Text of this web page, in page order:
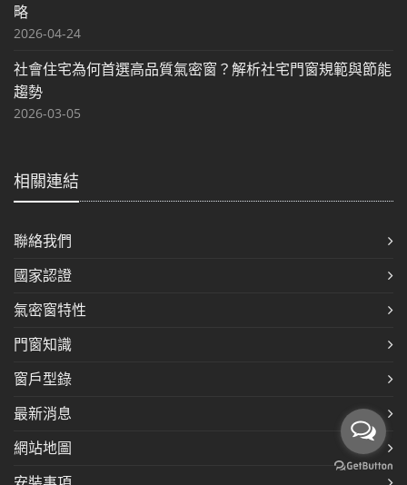
略
2026-04-24
社會住宅為何首選高品質氣密窗？解析社宅門窗規範與節能
趨勢
2026-03-05
相關連結
聯絡我們
國家認證
氣密窗特性
門窗知識
窗戶型錄
最新消息
網站地圖